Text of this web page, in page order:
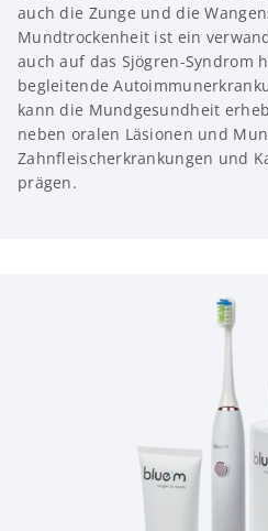
auch die Zunge und die
Mundtrockenheit ist ein
auch auf das Sjögren-Syndrom
begleitende
kann die Mundgesundheit
neben oralen Läsionen und
Zahnfleischerkrankungen und
prägen.